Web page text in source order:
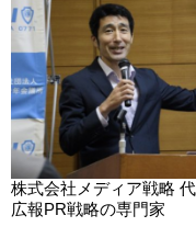
株式会社メディア戦略
広報PR戦略の専門家